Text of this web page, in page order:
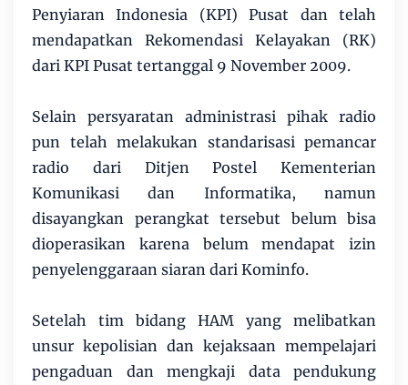
Penyiaran Indonesia (KPI) Pusat dan telah
mendapatkan Rekomendasi Kelayakan (RK)
dari KPI Pusat tertanggal 9 November 2009.
Selain persyaratan administrasi pihak radio
pun telah melakukan standarisasi pemancar
radio dari Ditjen Postel Kementerian
Komunikasi dan Informatika, namun
disayangkan perangkat tersebut belum bisa
dioperasikan karena belum mendapat izin
penyelenggaraan siaran dari Kominfo.
Setelah tim bidang HAM yang melibatkan
unsur kepolisian dan kejaksaan mempelajari
pengaduan dan mengkaji data pendukung